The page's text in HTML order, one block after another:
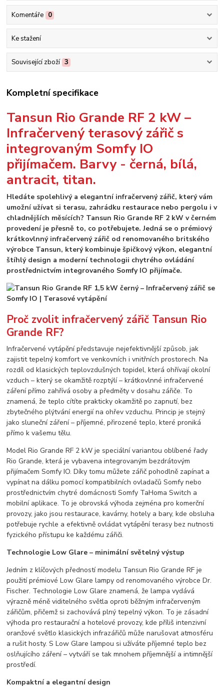
Komentáře 0
Ke stažení
Související zboží 3
Kompletní specifikace
Tansun Rio Grande RF 2 kW –
Infračervený terasový zářič s
integrovaným Somfy IO
přijímačem. Barvy - černá, bílá,
antracit, titan.
Hledáte spolehlivý a elegantní infračervený zářič, který vám
umožní užívat si terasu, zahrádku restaurace nebo pergolu i v
chladnějších měsících? Tansun Rio Grande RF 2 kW v černém
provedení je přesně to, co potřebujete. Jedná se o prémiový
krátkovlnný infračervený zářič od renomovaného britského
výrobce Tansun, který kombinuje špičkový výkon, elegantní
štíhlý design a moderní technologii chytrého ovládání
prostřednictvím integrovaného Somfy IO přijímače.
Proč zvolit infračervený zářič Tansun Rio
Grande RF?
Infračervené vytápění představuje nejefektivnější způsob, jak
zajistit tepelný komfort ve venkovních i vnitřních prostorech. Na
rozdíl od klasických teplovzdušných topidel, která ohřívají okolní
vzduch – který se okamžitě rozptýlí – krátkovlnné infračervené
záření přímo zahřívá osoby a předměty v dosahu zářiče. To
znamená, že teplo cítíte prakticky okamžitě po zapnutí, bez
zbytečného plýtvání energií na ohřev vzduchu. Princip je stejný
jako sluneční záření – příjemné, přirozené teplo, které proniká
přímo k vašemu tělu.
Model Rio Grande RF 2 kW je speciální variantou oblíbené řady
Rio Grande, která je vybavena integrovaným bezdrátovým
přijímačem Somfy IO. Díky tomu můžete zářič pohodlně zapínat a
vypínat na dálku pomocí kompatibilních ovladačů Somfy nebo
prostřednictvím chytré domácnosti Somfy TaHoma Switch a
mobilní aplikace. To je obrovská výhoda zejména pro komerční
provozy, jako jsou restaurace, kavárny, hotely a bary, kde obsluha
potřebuje rychle a efektivně ovládat vytápění terasy bez nutnosti
fyzického přístupu ke každému zářiči.
Technologie Low Glare – minimální světelný výstup
Jedním z klíčových předností modelu Tansun Rio Grande RF je
použití prémiové Low Glare lampy od renomovaného výrobce Dr.
Fischer. Technologie Low Glare znamená, že lampa vydává
výrazně méně viditelného světla oproti běžným infračerveným
zářičům, přičemž si zachovává plný tepelný výkon. To je zásadní
výhoda pro restaurační a hotelové provozy, kde příliš intenzivní
oranžové světlo klasických infrazářičů může narušovat atmosféru
a rušit hosty. S Low Glare lampou si užíváte příjemné teplo bez
oslňujícího záření – vytváří se tak mnohem příjemnější a intimnější
prostředí.
Kompaktní a elegantní design